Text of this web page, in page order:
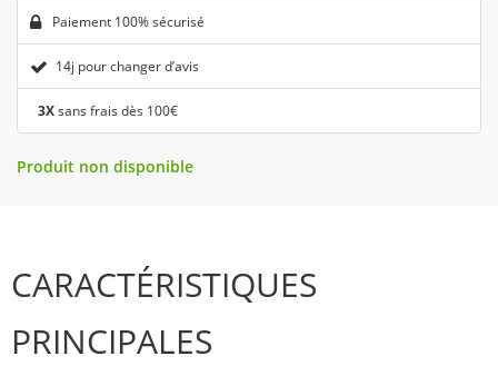
Paiement 100% sécurisé
14j pour changer d’avis
3Xsans frais dès 100€
Produit non disponible
CARACTÉRISTIQUES
PRINCIPALES